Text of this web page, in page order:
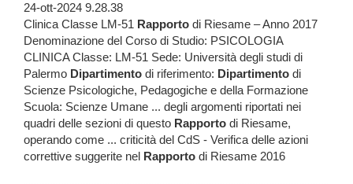
24-ott-2024 9.28.38
Clinica Classe LM-51 Rapporto di Riesame – Anno 2017
Denominazione del Corso di Studio: PSICOLOGIA
CLINICA Classe: LM-51 Sede: Università degli studi di
Palermo Dipartimento di riferimento: Dipartimento di
Scienze Psicologiche, Pedagogiche e della Formazione
Scuola: Scienze Umane ... degli argomenti riportati nei
quadri delle sezioni di questo Rapporto di Riesame,
operando come ... criticità del CdS - Verifica delle azioni
correttive suggerite nel Rapporto di Riesame 2016